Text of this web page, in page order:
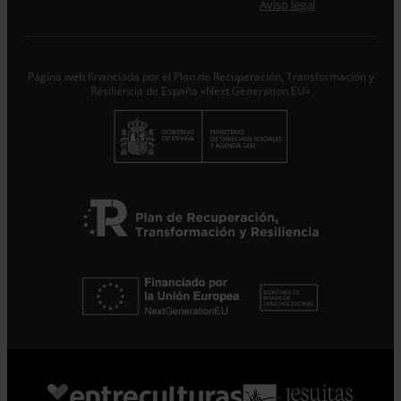
Suscribirme
Aviso legal
Página web financiada por el Plan de Recuperación, Transformación y
Resiliencia de España «Next Generation EU»